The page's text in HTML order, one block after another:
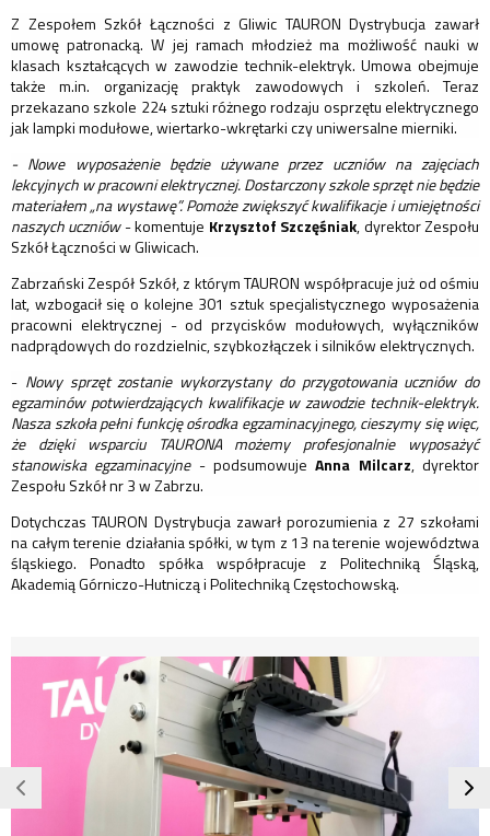
Z Zespołem Szkół Łączności z Gliwic TAURON Dystrybucja zawarł
umowę patronacką. W jej ramach młodzież ma możliwość nauki w
klasach kształcących w zawodzie technik-elektryk. Umowa obejmuje
także m.in. organizację praktyk zawodowych i szkoleń. Teraz
przekazano szkole 224 sztuki różnego rodzaju osprzętu elektrycznego
jak lampki modułowe, wiertarko-wkrętarki czy uniwersalne mierniki.
- Nowe wyposażenie będzie używane przez uczniów na zajęciach
lekcyjnych w pracowni elektrycznej. Dostarczony szkole sprzęt nie będzie
materiałem „na wystawę”. Pomoże zwiększyć kwalifikacje i umiejętności
naszych uczniów- komentuje Krzysztof Szczęśniak, dyrektor Zespołu
Szkół Łączności w Gliwicach.
Zabrzański Zespół Szkół, z którym TAURON współpracuje już od ośmiu
lat, wzbogacił się o kolejne 301 sztuk specjalistycznego wyposażenia
pracowni elektrycznej - od przycisków modułowych, wyłączników
nadprądowych do rozdzielnic, szybkozłączek i silników elektrycznych.
- Nowy sprzęt zostanie wykorzystany do przygotowania uczniów do
egzaminów potwierdzających kwalifikacje w zawodzie technik-elektryk.
Nasza szkoła pełni funkcję ośrodka egzaminacyjnego, cieszymy się więc,
że dzięki wsparciu TAURONA możemy profesjonalnie wyposażyć
stanowiska egzaminacyjne- podsumowujeAnna Milcarz, dyrektor
Zespołu Szkół nr 3 w Zabrzu.
Dotychczas TAURON Dystrybucja zawarł porozumienia z 27 szkołami
na całym terenie działania spółki, w tym z 13 na terenie województwa
śląskiego. Ponadto spółka współpracuje z Politechniką Śląską,
Akademią Górniczo-Hutniczą i Politechniką Częstochowską.